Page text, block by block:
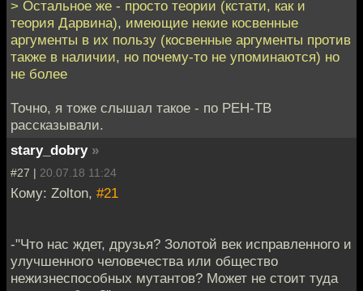
> Остальное же - просто теории (кстати, как и
теория Дарвина), имеющие некие косвенные
аргументы в их пользу (косвенные аргументы против
также в наличии, но почему-то не упоминаются) но
не более
Точно, я тоже слышал такое - по РЕН-ТВ
рассказывали.
stary_dobry »
#27 | 20.07.18 11:24
Кому: Zolton, #21
-"Что нас ждет, друзья? Золотой век исправленного и
улучшенного человечества или общество
нежизнеспособных мутантов? Может не стоит туда